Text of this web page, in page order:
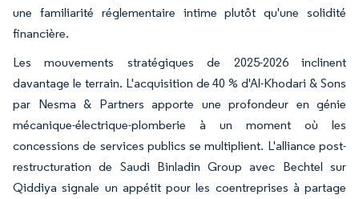
une familiarité réglementaire intime plutôt qu'une solidité
financière.
Les mouvements stratégiques de 2025-2026 inclinent
davantage le terrain. L'acquisition de 40 % d'Al-Khodari & Sons
par Nesma & Partners apporte une profondeur en génie
mécanique-électrique-plomberie à un moment où les
concessions de services publics se multiplient. L'alliance post-
restructuration de Saudi Binladin Group avec Bechtel sur
Qiddiya signale un appétit pour les coentreprises à partage